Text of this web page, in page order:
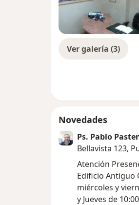
Ver galería (3)
Novedades
Ps. Pablo
Bellavista 123,
Atención
Edificio Antiguo
miércoles y
y Jueves de